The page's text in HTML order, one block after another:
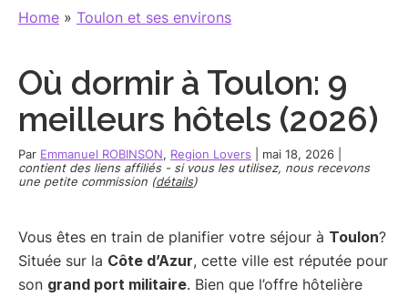
sens
-
blog
de
Claire
Home » Toulon et ses environs
Où dormir à Toulon: 9
meilleurs hôtels (2026)
Par Emmanuel ROBINSON, Region Lovers mai 18, 2026
contient des liens affiliés - si vous les utilisez, nous recevons
une petite commission (détails)
Vous êtes en train de planifier votre séjour à Toulon?
Située sur la Côte d’Azur, cette ville est réputée pour
son grand port militaire. Bien que l’offre hôtelière